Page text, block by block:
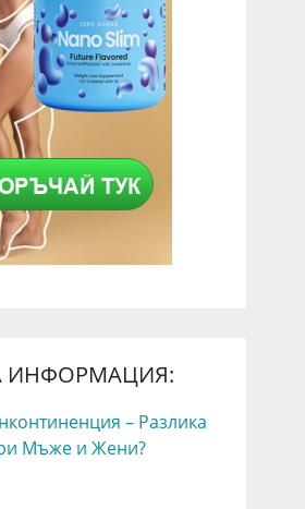
ИНФОРМАЦИЯ:
– Разлика
Мъже и Жени?